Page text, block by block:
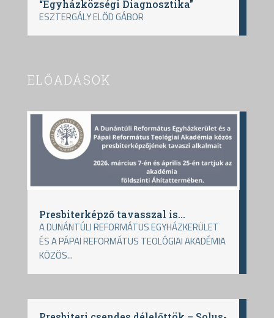
“Egyházközségi Diagnosztika”
ESZTERGÁLY ELŐD GÁBOR
ELŐADÁSOK
Presbiterképző tavasszal is…
A DUNÁNTÚLI REFORMÁTUS EGYHÁZKERÜLET
ÉS A PÁPAI REFORMÁTUS TEOLÓGIAI AKADÉMIA
KÖZÖS...